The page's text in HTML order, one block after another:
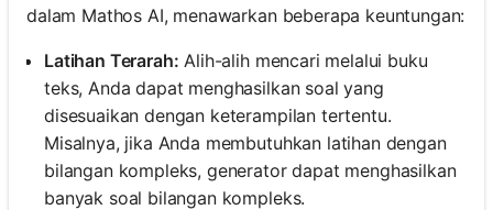
dalam Mathos AI, menawarkan beberapa keuntungan:
Latihan Terarah: Alih-alih mencari melalui buku
teks, Anda dapat menghasilkan soal yang
disesuaikan dengan keterampilan tertentu.
Misalnya, jika Anda membutuhkan latihan dengan
bilangan kompleks, generator dapat menghasilkan
banyak soal bilangan kompleks.